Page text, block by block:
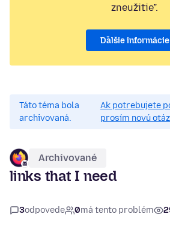
zneužitie”.
Ďalšie informácie
Táto téma bola
archivovaná.
Ak potrebujete
prosím novú
Archivované
links that I need
3odpovede 0má tento problém